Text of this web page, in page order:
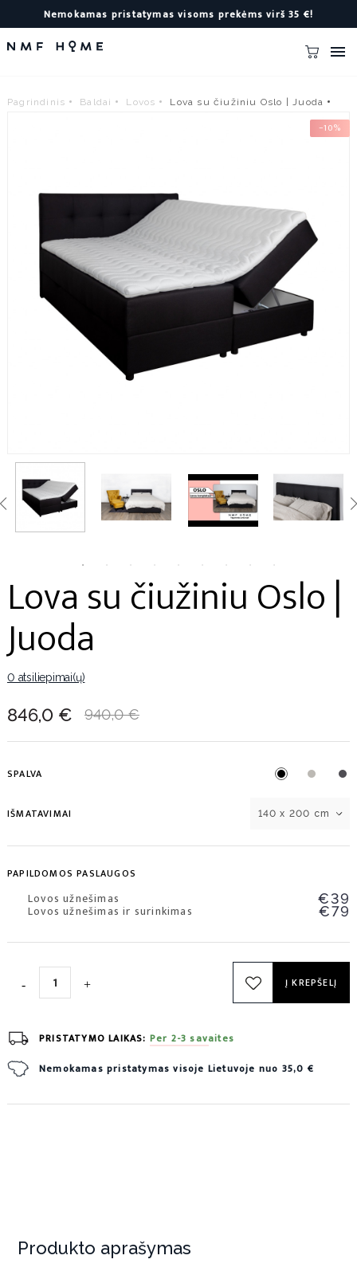
Nemokamas pristatymas visoms prekėms virš 35 €!

Pagrindinis Baldai Lovos Lova su čiužiniu Oslo | Juoda
−10%
Lova su čiužiniu Oslo |
Juoda
0 atsiliepimai(ų)
846,0 € 940,0 €
SPALVA
IŠMATAVIMAI 140 x 200 cm
PAPILDOMOS PASLAUGOS
Lovos užnešimas €39
Lovos užnešimas ir surinkimas €79
Į KREPŠELĮ
PRISTATYMO LAIKAS: Per 2-3 savaites
Nemokamas pristatymas visoje Lietuvoje nuo 35,0 €
Produkto aprašymas